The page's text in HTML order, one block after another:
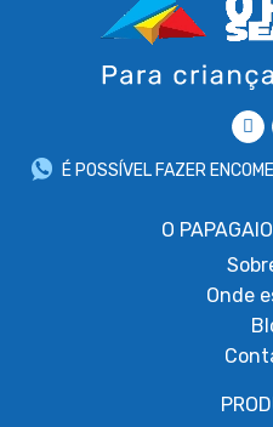
É POSSÍVEL FAZER
O
Onde